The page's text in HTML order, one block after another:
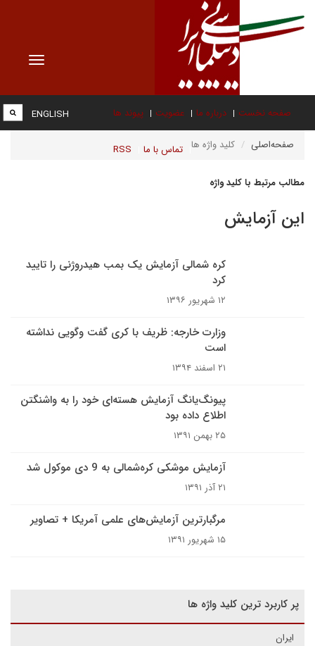
Toggle
صفحه نخست درباره ما عضویت پیوند ها
تماس با ما RSS
ENGLISH
صفحه‌اصلی کلید واژه ها
مطالب مرتبط با کلید واژه
این آزمایش
کره شمالی آزمایش یک بمب هیدروژنی را تایید
کرد
۱۲ شهریور ۱۳۹۶
وزارت خارجه: ظریف با کری گفت وگویی نداشته
است
۲۱ اسفند ۱۳۹۴
پیونگ‌یانگ آزمایش هسته‌ای خود را به واشنگتن
اطلاع داده بود
۲۵ بهمن ۱۳۹۱
آزمایش موشکی کره‌شمالی به 9 دی موکول شد
۲۱ آذر ۱۳۹۱
مرگبارترین آزمایش‌های علمی آمریکا + تصاویر
۱۵ شهریور ۱۳۹۱
پر کاربرد ترین کلید واژه ها
ایران